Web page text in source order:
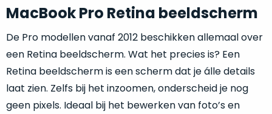
MacBook Pro Retina beeldscherm
De Pro modellen vanaf 2012 beschikken allemaal over
een Retina beeldscherm. Wat het precies is? Een
Retina beeldscherm is een scherm dat je álle details
laat zien. Zelfs bij het inzoomen, onderscheid je nog
geen pixels. Ideaal bij het bewerken van foto’s en
de
van
een
nieuwe
MacBook,
maar
dan